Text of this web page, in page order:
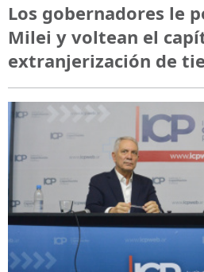
Los gobernadores le
Milei y voltean el
extranjerización de